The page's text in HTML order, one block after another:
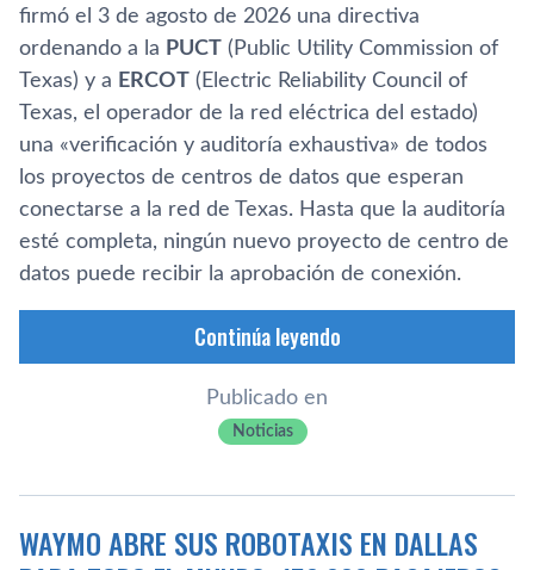
firmó el 3 de agosto de 2026 una directiva
ordenando a la PUCT
(Public Utility Commission of
Texas) y a ERCOT
(Electric Reliability Council of
Texas, el operador de la red eléctrica del estado)
una «verificación y auditoría exhaustiva» de todos
los proyectos de centros de datos que esperan
conectarse a la red de Texas. Hasta que la auditoría
esté completa, ningún nuevo proyecto de centro de
datos puede recibir la aprobación de conexión.
Continúa leyendo
Publicado en
Noticias
WAYMO ABRE SUS ROBOTAXIS EN DALLAS